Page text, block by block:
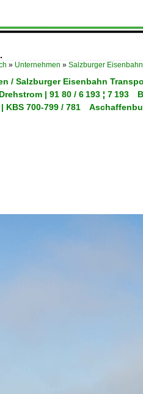
» Unternehmen » Salzburger
/ Salzburger Eisenbahn
| 91 80 / 6 193 ¦ 7
KBS 700-799 / 781